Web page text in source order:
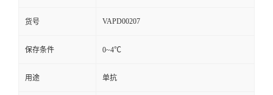
货号 VAPD00207
保存条件 0~4℃
用途 单抗